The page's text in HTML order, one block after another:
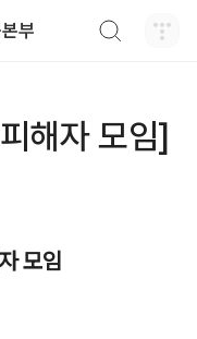
부
해자 모임]
모임